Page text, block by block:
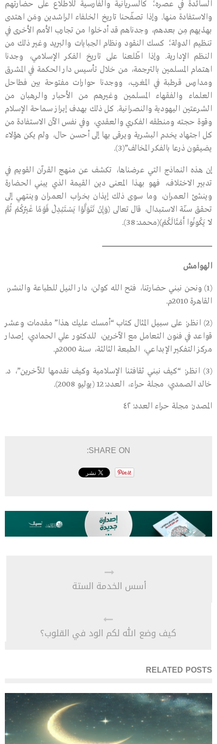
السائدة في عصره؛ كالسريانية والفارسية للاطلاع على حضارتهم
والاستفادة منها. وإذا تصفّحنا تاريخ الخلفاء الراشدين ومَن اهتدى
بهدْيهم مِن بعدهم، وجدناهم قد أدخلوا من تجارب الأمم الأخرى في
تنظيم الدولة؛ كسك النقود ونظام الجبايات والبريد وغير ذلك من
النظم الإدارية. وإذا اطّلعنا على تاريخ الفكر الإسلامي، وجدنا
اهتمام المسلمين بالترجمة، من خلال تأسيس دار الحكمة في المشرق
ومدارس قرطبة في المغرب، ووجدنا حوارات مفتوحة بين فطاحل
العلماء والفقهاء المسلمين وغيرهم من الأحبار والرهبان من
الشرعتين اليهودية والنصرانية. كل ذلك بهدف إبراز سماحة الإسلام
وقوة حجته ومنطقه الفكري والعقدي، وفي نفس الآن الاستفادة من
كل اجتهاد يخدم البشرية ويرقى بها إلى أحسن حال، ولم يكن هؤلاء
يضيقون ذرعا بالفكر المخالف”(3).
إن هذه النماذج التي عرضناها، تكشف عن منهج القرآن القويم في
تدبير الاختلاف، فهو بهذا المعنى دين القيمة الذي يبني الحضارة
وينشئ العمران، وما سوى ذلك إيذان بخراب العمران وينتهي إلى
تحقق سنّة الاستبدال، قال تعالى ﴿وَإِنْ تَتَوَلَّوْا يَسْتَبْدِلْ قَوْمًا غَيْرَكُمْ ثُمَّ
لاَ يَكُونُوا أَمْثَالَكُمْ﴾(محمد:38).
ـــــــــــــــــــــــــــــــــــــــــــــــــــــــــــــــــــــــــــــــــــــــــــــــــــــــــــــــــــــــــــــــــــــــــــــــــــــــــــــــــــــــــــــــــــــــــــــــــــــــــــــــــــــــــــــــــــ
الهوامش
(1) ونحن نبني حضارتنا، فتح الله كولن، دار النيل للطباعة والنشر،
القاهرة 2010م.
(2) انظر: على سبيل المثال كتاب “أمسك عليك هذا” مقدمات وعشر
قواعد في فنون التعامل مع الآخرين، للدكتور علي الحمادي، إصدار
مركز التفكير الإبداعي، الطبعة الثالثة، سنة 2000م.
(3) انظر: “كيف نبني ثقافتنا الإسلامية وكيف نقدمها للآخرين”، د.
خالد الصمدي، مجلة حراء، العدد:12 (يوليو 2008).
المصدر: مجلة حراء العدد: ٤٢
SHARE ON:
أسس الخدمة الستة
كيف وضع الله لكم الود في القلوب؟
RELATED POSTS